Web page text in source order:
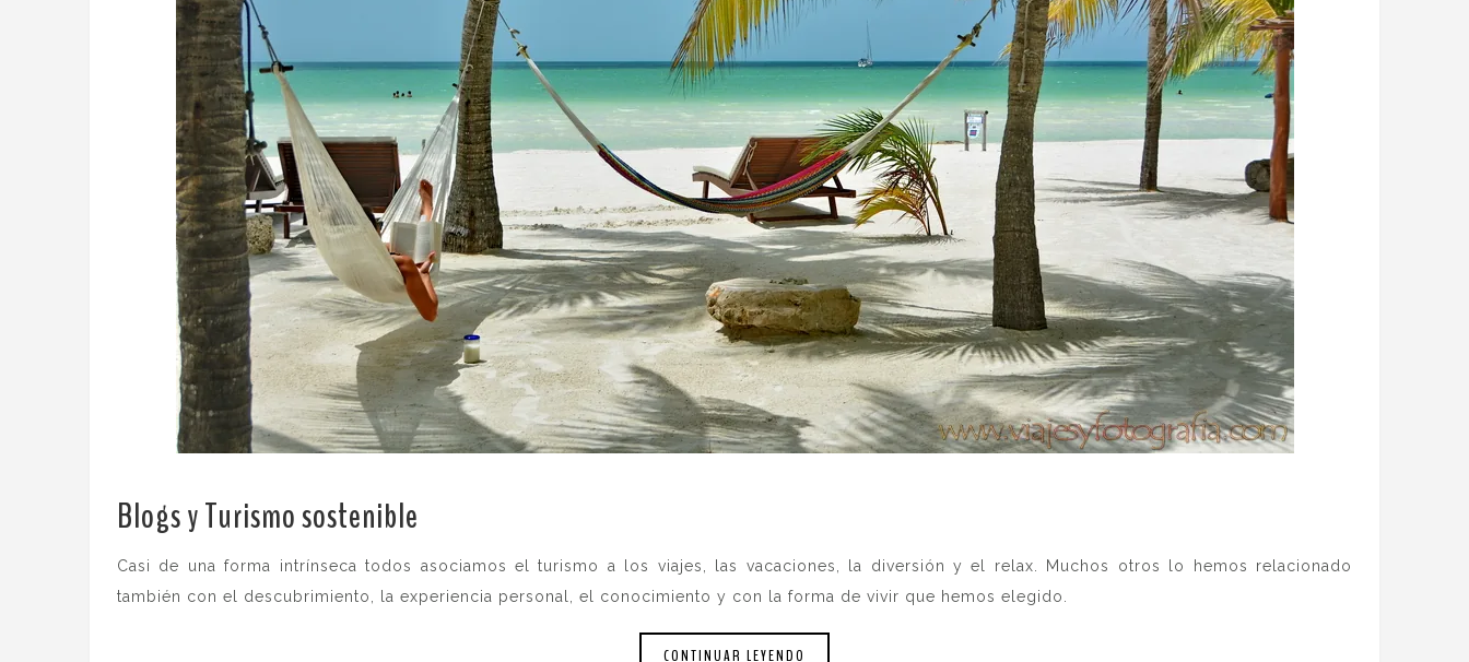
Blogs y Turismo sostenible
Casi de una forma intrínseca todos asociamos el turismo a los viajes, las vacaciones, la diversión y el relax. Muchos otros lo hemos relacionado
también con el descubrimiento, la experiencia personal, el conocimiento y con la forma de vivir que hemos elegido.
CONTINUAR LEYENDO